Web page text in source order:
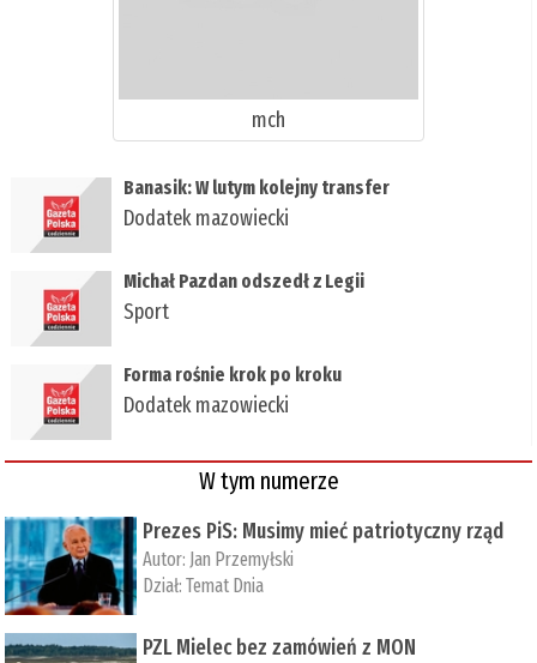
mch
Banasik: W lutym kolejny transfer
Dodatek mazowiecki
Michał Pazdan odszedł z Legii
Sport
Forma rośnie krok po kroku
Dodatek mazowiecki
W tym numerze
Prezes PiS: Musimy mieć patriotyczny rząd
Autor: Jan Przemyłski
Dział:Temat Dnia
PZL Mielec bez zamówień z MON